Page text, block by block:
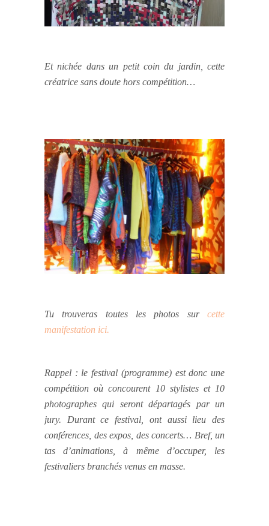
Et nichée dans un petit coin du jardin, cette
créatrice sans doute hors compétition…
Tu trouveras toutes les photos sur cette
manifestation ici.
Rappel : le festival (programme) est donc une
compétition où concourent 10 stylistes et 10
photographes qui seront départagés par un
jury.
Durant ce festival, ont aussi lieu des
conférences, des expos, des concerts… Bref, un
tas d’animations, à même d’occuper, les
festivaliers branchés venus en masse.